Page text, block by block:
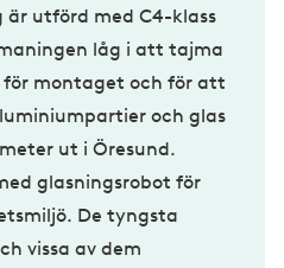
utförd med C4-klass
låg i att tajma
montaget och för att
och glas
ut i Öresund.
glasningsrobot för
De tyngsta
vissa av dem